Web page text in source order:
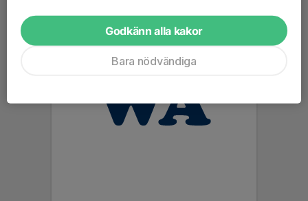
Godkänn alla kakor
Bara nödvändiga